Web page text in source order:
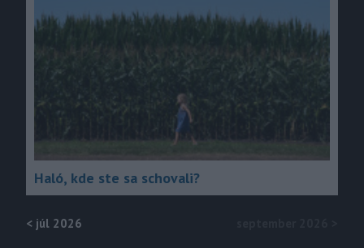
Haló, kde ste sa schovali?
< júl 2026